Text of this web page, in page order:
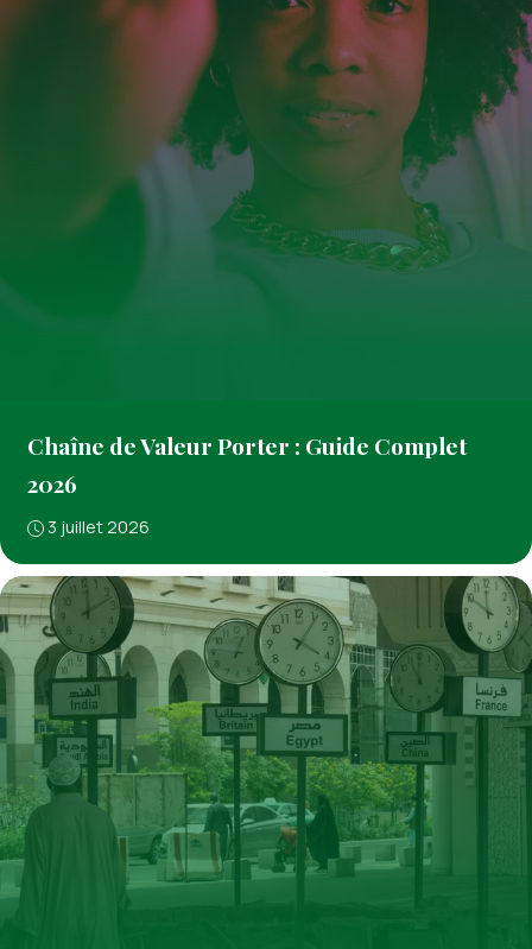
Chaîne de Valeur Porter : Guide Complet
2026
3 juillet 2026